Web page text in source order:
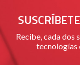
Recibe, cada dos
tecnologías